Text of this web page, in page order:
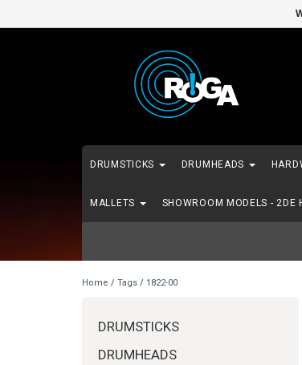
DRUMSTICKS DRUMHEADS
MALLETS SHOWROOM MODELS - 2DE
Home / Tags / 1822-00
DRUMSTICKS
DRUMHEADS